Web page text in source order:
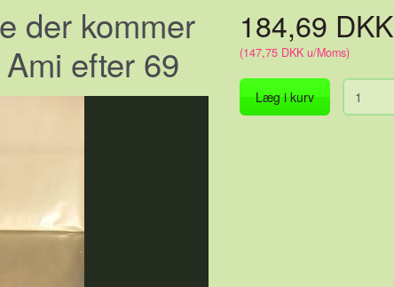
der kommer
efter 69
184,69 DKK
(147,75 DKK u/Moms)
Læg i kurv